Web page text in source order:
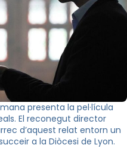
presenta la pel·lícula
El reconegut director
d’aquest relat entorn un
a la Diòcesi de Lyon.